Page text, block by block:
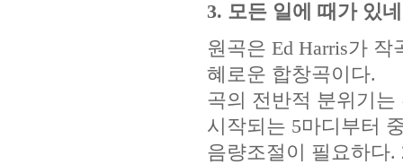
3. 모든 일에 때가 있네
원곡은 Ed Harris가
혜로운 합창곡이다.
곡의 전반적 분위기
시작되는 5마디부터
음량조절이 필요하다